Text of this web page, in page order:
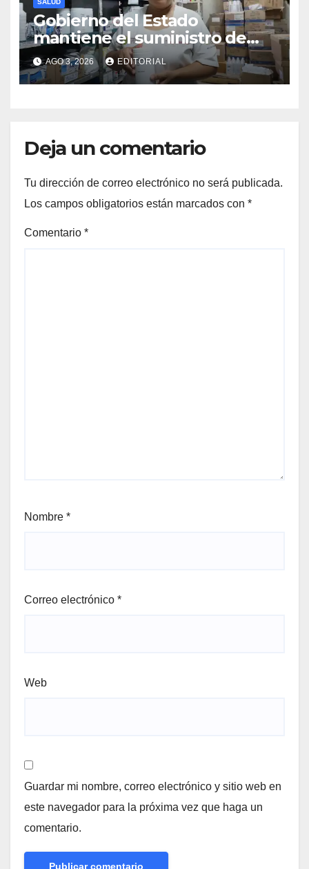
SALUD
Gobierno del Estado
mantiene el suministro de
medicamentos en unidades
médicas
AGO 3, 2026 EDITORIAL
Deja un comentario
Tu dirección de correo electrónico no será publicada.
Los campos obligatorios están marcados con *
Comentario *
Nombre *
Correo electrónico *
Web
Guardar mi nombre, correo electrónico y sitio web en
este navegador para la próxima vez que haga un
comentario.